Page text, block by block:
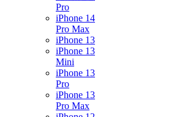
Pro
iPhone 14
Pro Max
iPhone 13
iPhone 13
Mini
iPhone 13
Pro
iPhone 13
Pro Max